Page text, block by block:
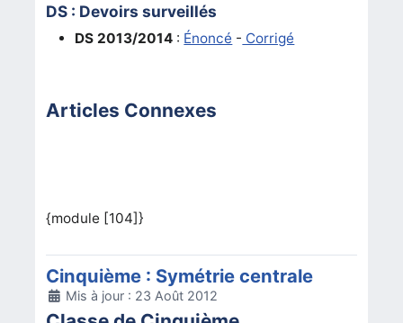
DS : Devoirs surveillés
DS 2013/2014 : Énoncé - Corrigé
Articles Connexes
{module [104]}
Cinquième : Symétrie centrale
DétailsMis à jour : 23 Août 2012